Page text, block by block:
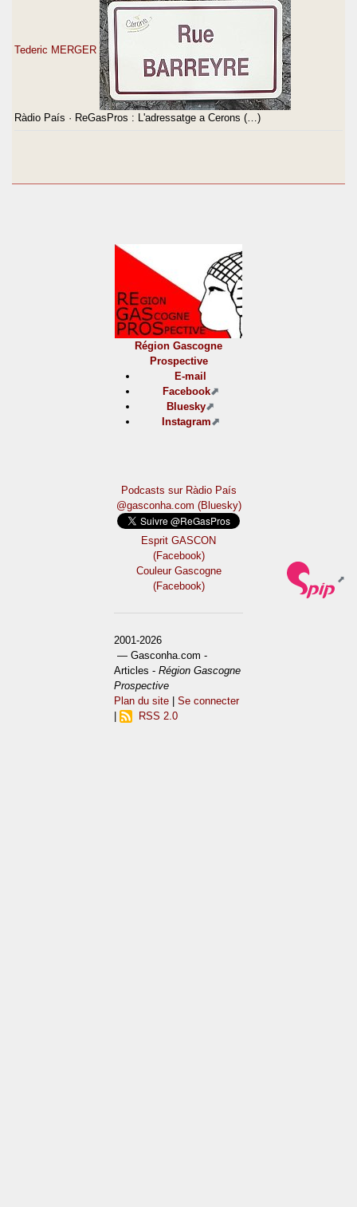
Tederic MERGER
Ràdio País · ReGasPros : L'adressatge a Cerons (…)
Région Gascogne
Prospective
E-mail
Facebook
Bluesky
Instagram
Podcasts sur Ràdio País
@gasconha.com (Bluesky)
Esprit GASCON
(Facebook)
Couleur Gascogne
(Facebook)
2001-2026
— Gasconha.com -
Articles -Région Gascogne
Prospective
Plan du site |Se connecter
RSS 2.0